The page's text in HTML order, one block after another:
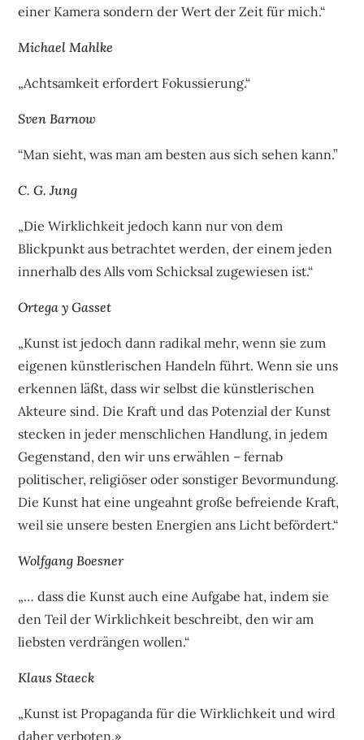
einer Kamera sondern der Wert der Zeit für mich.“
Michael Mahlke
„Achtsamkeit erfordert Fokussierung.“
Sven Barnow
“Man sieht, was man am besten aus sich sehen kann.”
C. G. Jung
„Die Wirklichkeit jedoch kann nur von dem
Blickpunkt aus betrachtet werden, der einem jeden
innerhalb des Alls vom Schicksal zugewiesen ist.“
Ortega y Gasset
„Kunst ist jedoch dann radikal mehr, wenn sie zum
eigenen künstlerischen Handeln führt. Wenn sie uns
erkennen läßt, dass wir selbst die künstlerischen
Akteure sind. Die Kraft und das Potenzial der Kunst
stecken in jeder menschlichen Handlung, in jedem
Gegenstand, den wir uns erwählen – fernab
politischer, religiöser oder sonstiger Bevormundung.
Die Kunst hat eine ungeahnt große befreiende Kraft,
weil sie unsere besten Energien ans Licht befördert.“
Wolfgang Boesner
„… dass die Kunst auch eine Aufgabe hat, indem sie
den Teil der Wirklichkeit beschreibt, den wir am
liebsten verdrängen wollen.“
Klaus Staeck
„Kunst ist Propaganda für die Wirklichkeit und wird
daher verboten.»